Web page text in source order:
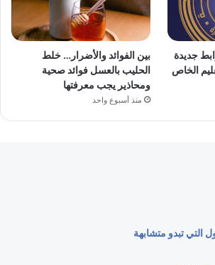
جديدة
الخاص
بين الفوائد والأضرار… خلط
الحليب بالعسل فوائد صحية
ومحاذير يجب معرفتها
منذ أسبوع واحد
التي تبدو متشابهة